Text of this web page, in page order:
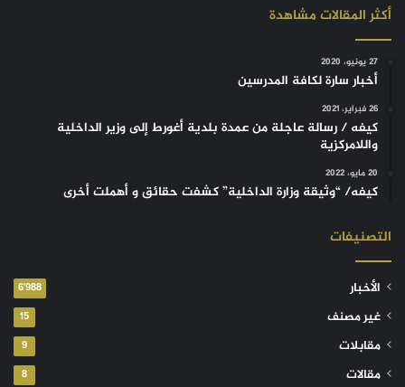
أكثر المقالات مشاهدة
27 يونيو، 2020
أخبار سارة لكافة المدرسين
26 فبراير، 2021
كيفه / رسالة عاجلة من عمدة بلدية أغورط إلى وزير الداخلية
واللامركزية
20 مايو، 2022
كيفه/ “وثيقة وزارة الداخلية” كشفت حقائق و أهملت أخرى
التصنيفات
الأخبار 6٬988
غير مصنف 15
مقابلات 9
مقالات 8